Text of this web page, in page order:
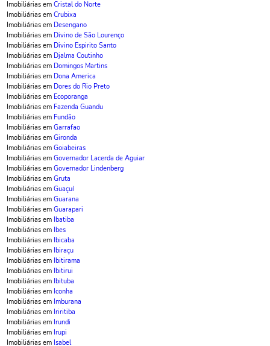
Imobiliárias em Cristal do Norte
Imobiliárias em Crubixa
Imobiliárias em Desengano
Imobiliárias em Divino de São Lourenço
Imobiliárias em Divino Espirito Santo
Imobiliárias em Djalma Coutinho
Imobiliárias em Domingos Martins
Imobiliárias em Dona America
Imobiliárias em Dores do Rio Preto
Imobiliárias em Ecoporanga
Imobiliárias em Fazenda Guandu
Imobiliárias em Fundão
Imobiliárias em Garrafao
Imobiliárias em Gironda
Imobiliárias em Goiabeiras
Imobiliárias em Governador Lacerda de Aguiar
Imobiliárias em Governador Lindenberg
Imobiliárias em Gruta
Imobiliárias em Guaçuí
Imobiliárias em Guarana
Imobiliárias em Guarapari
Imobiliárias em Ibatiba
Imobiliárias em Ibes
Imobiliárias em Ibicaba
Imobiliárias em Ibiraçu
Imobiliárias em Ibitirama
Imobiliárias em Ibitirui
Imobiliárias em Ibituba
Imobiliárias em Iconha
Imobiliárias em Imburana
Imobiliárias em Iriritiba
Imobiliárias em Irundi
Imobiliárias em Irupi
Imobiliárias em Isabel